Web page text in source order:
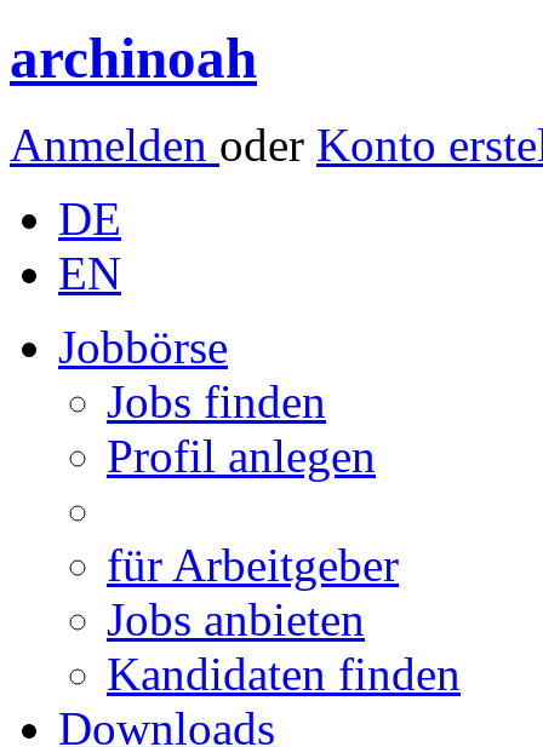
archinoah
Anmelden oder Konto
DE
EN
Jobbörse
Jobs finden
Profil anlegen
für Arbeitgeber
Jobs anbieten
Kandidaten finden
Downloads